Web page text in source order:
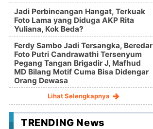
Jadi Perbincangan Hangat, Terkuak
Foto Lama yang Diduga AKP Rita
Yuliana, Kok Beda?
Ferdy Sambo Jadi Tersangka, Beredar
Foto Putri Candrawathi Tersenyum
Pegang Tangan Brigadir J, Mafhud
MD Bilang Motif Cuma Bisa Didengar
Orang Dewasa
Lihat Selengkapnya
TRENDING News